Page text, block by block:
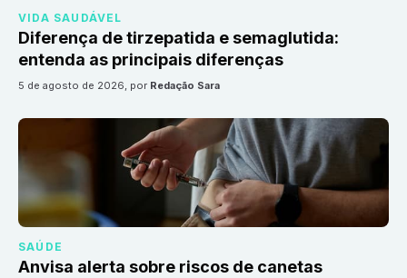
VIDA SAUDÁVEL
Diferença de tirzepatida e semaglutida:
entenda as principais diferenças
5 de agosto de 2026, por Redação Sara
SAÚDE
Anvisa alerta sobre riscos de canetas